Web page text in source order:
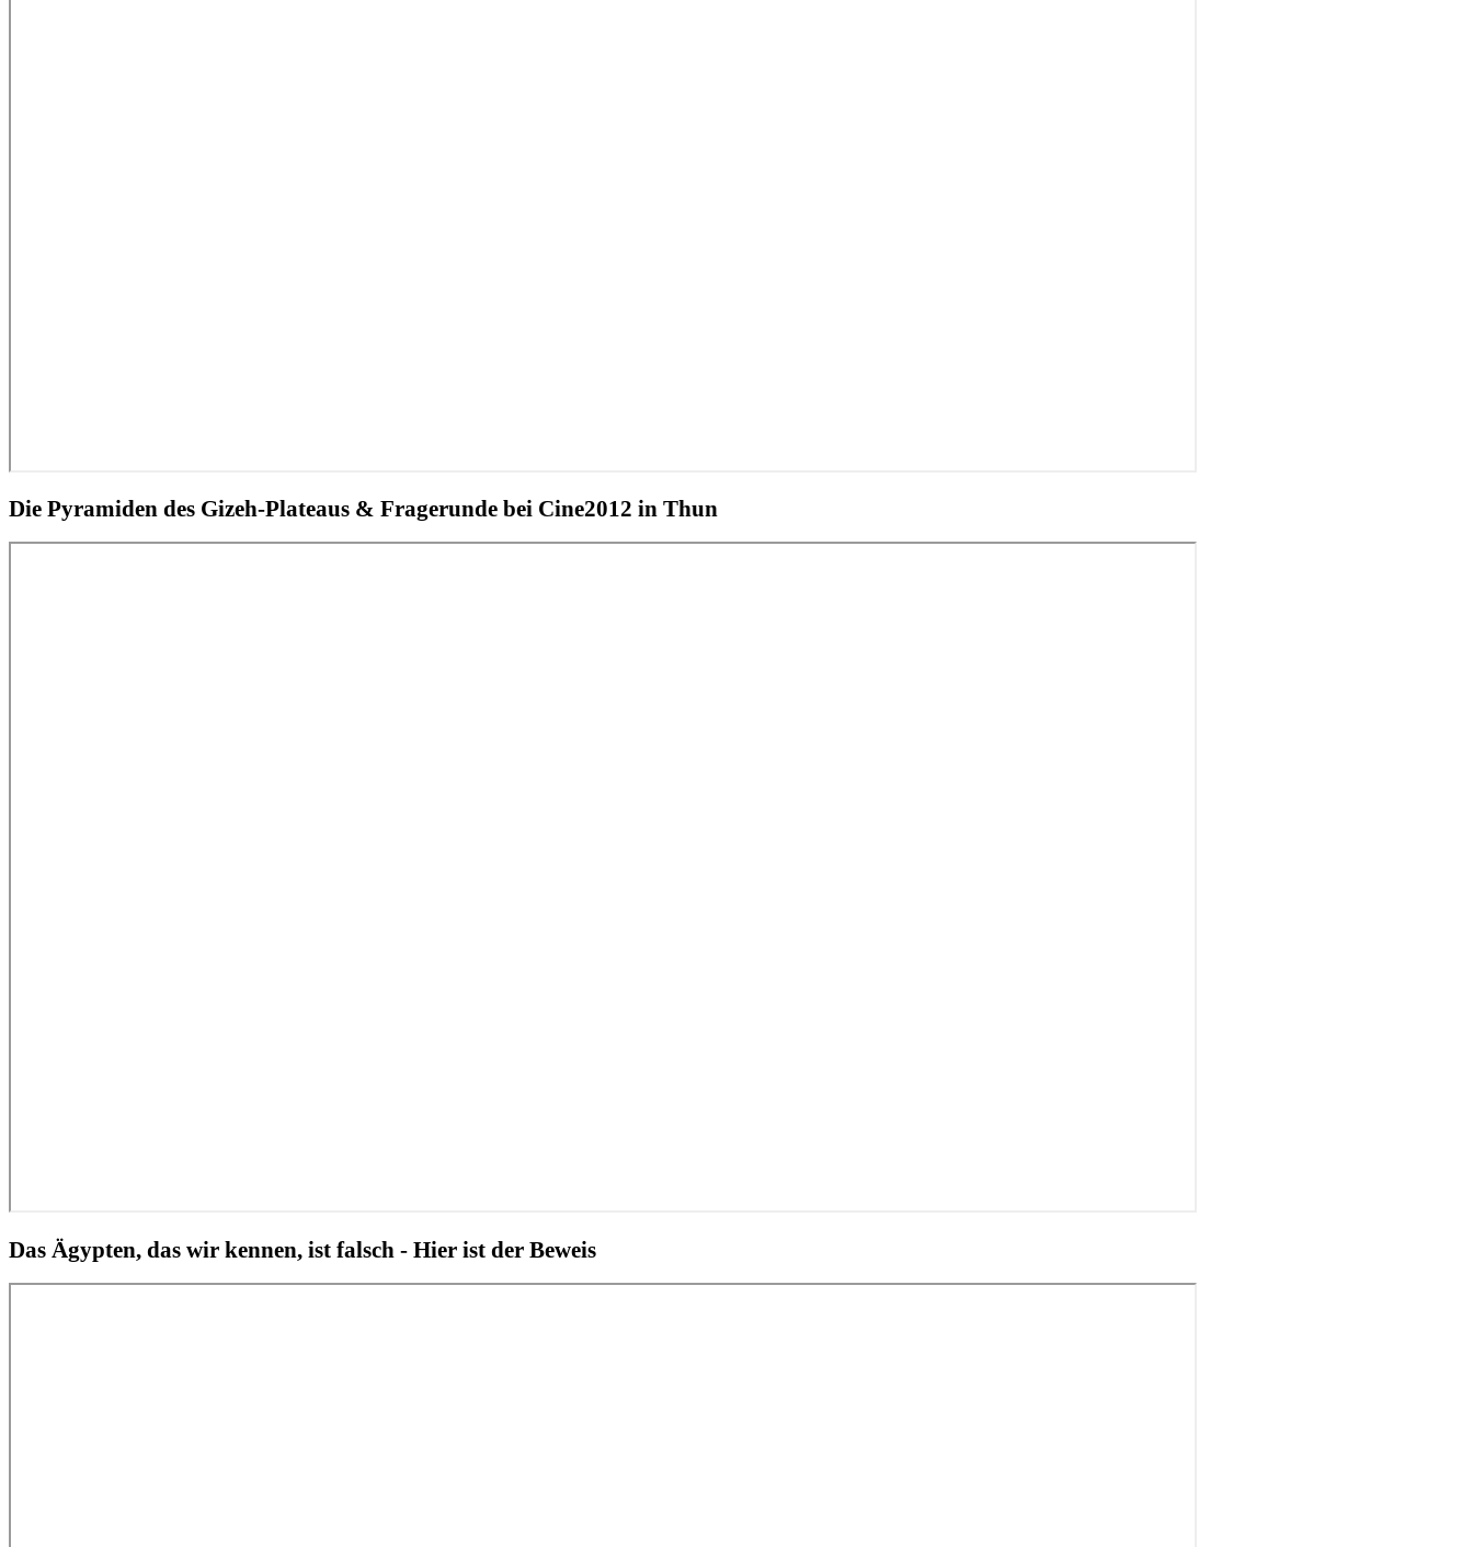
Die Pyramiden des Gizeh-Plateaus & Fragerunde bei Cine2012 in Thun
Das Ägypten, das wir kennen, ist falsch - Hier ist der Beweis